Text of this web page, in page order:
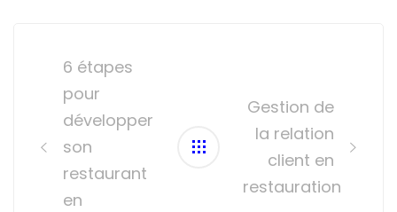
navigation6 étapes
pour
développer
son
restaurant
en
Gestion de
la relation
client en
restauration